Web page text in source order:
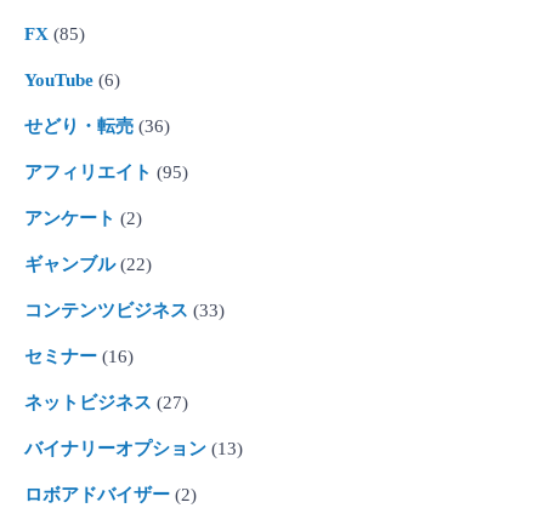
FX (85)
YouTube (6)
せどり・転売 (36)
アフィリエイト (95)
アンケート (2)
ギャンブル(22)
コンテンツビジネス (33)
セミナー (16)
ネットビジネス (27)
バイナリーオプション (13)
ロボアドバイザー (2)